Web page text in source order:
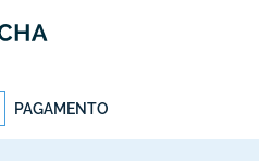
PAGAMENTO